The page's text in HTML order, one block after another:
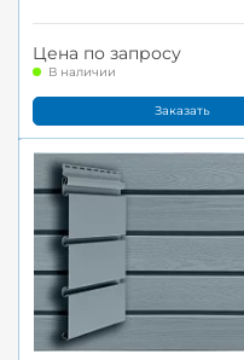
Цена по запросу
В наличии
Заказать